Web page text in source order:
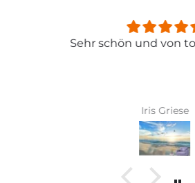
Sehr schön und von
Iris Griese